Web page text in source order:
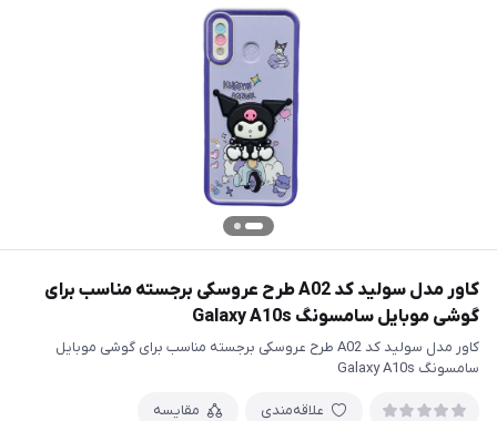
کاور مدل سولید کد A02 طرح عروسکی برجسته مناسب برای
گوشی موبایل سامسونگ Galaxy A10s
کاور مدل سولید کد A02 طرح عروسکی برجسته مناسب برای گوشی موبایل
سامسونگ Galaxy A10s
علاقه‌مندی مقایسه